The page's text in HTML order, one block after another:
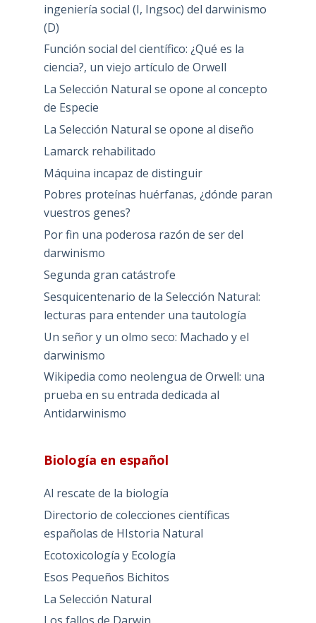
ingeniería social (I, Ingsoc) del darwinismo
(D)
Función social del científico: ¿Qué es la
ciencia?, un viejo artículo de Orwell
La Selección Natural se opone al concepto
de Especie
La Selección Natural se opone al diseño
Lamarck rehabilitado
Máquina incapaz de distinguir
Pobres proteínas huérfanas, ¿dónde paran
vuestros genes?
Por fin una poderosa razón de ser del
darwinismo
Segunda gran catástrofe
Sesquicentenario de la Selección Natural:
lecturas para entender una tautología
Un señor y un olmo seco: Machado y el
darwinismo
Wikipedia como neolengua de Orwell: una
prueba en su entrada dedicada al
Antidarwinismo
Biología en español
Al rescate de la biología
Directorio de colecciones científicas
españolas de HIstoria Natural
Ecotoxicología y Ecología
Esos Pequeños Bichitos
La Selección Natural